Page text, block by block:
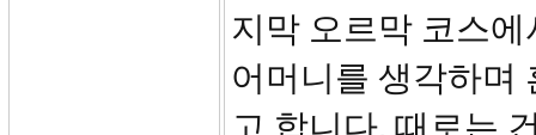
지막 오르막 코스
어머니를 생각하며
고 합니다. 때로는